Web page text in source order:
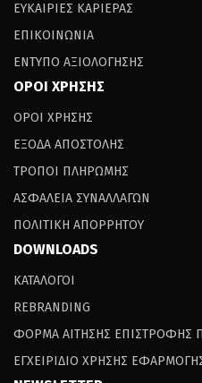
ΕΥΚΑΙΡΙΕΣ ΚΑΡΙΕΡΑΣ
ΕΠΙΚΟΙΝΩΝΙΑ
ΕΝΤΥΠΟ ΑΞΙΟΛΟΓΗΣΗΣ
ΟΡΟΙ ΧΡΗΣΗΣ
ΟΡΟΙ ΧΡΗΣΗΣ
ΕΞΟΔΑ ΑΠΟΣΤΟΛΗΣ
ΤΡΟΠΟΙ ΠΛΗΡΩΜΗΣ
ΑΣΦΑΛΕΙΑ ΣΥΝΑΛΛΑΓΩΝ
ΠΟΛΙΤΙΚΗ ΑΠΟΡΡΗΤΟΥ
DOWNLOADS
ΚΑΤΑΛΟΓΟΙ
REBRANDING
ΦΟΡΜΑ ΑΙΤΗΣΗΣ ΕΠΙΣΤΡΟΦΗΣ
ΕΓΧΕΙΡΙΔΙΟ ΧΡΗΣΗΣ